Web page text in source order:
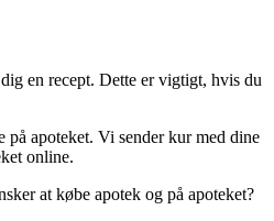
en recept. Dette er vigtigt, hvis du
apoteket. Vi sender kur med dine
online.
at købe apotek og på apoteket?